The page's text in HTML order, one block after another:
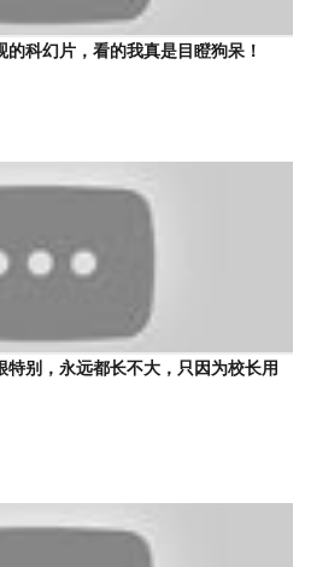
的科幻片，看的我真是目瞪狗呆！
特别，永远都长不大，只因为校长用